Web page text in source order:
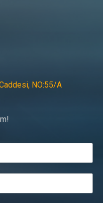
NO:55/A